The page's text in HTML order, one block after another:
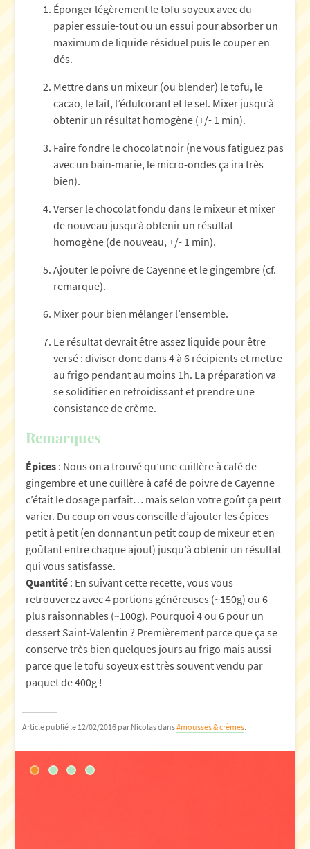
Éponger légèrement le tofu soyeux avec du
papier essuie-tout ou un essui pour absorber un
maximum de liquide résiduel puis le couper en
dés.
Mettre dans un mixeur (ou blender) le tofu, le
cacao, le lait, l’édulcorant et le sel. Mixer jusqu’à
obtenir un résultat homogène (+/- 1 min).
Faire fondre le chocolat noir (ne vous fatiguez pas
avec un bain-marie, le micro-ondes ça ira très
bien).
Verser le chocolat fondu dans le mixeur et mixer
de nouveau jusqu’à obtenir un résultat
homogène (de nouveau, +/- 1 min).
Ajouter le poivre de Cayenne et le gingembre (cf.
remarque).
Mixer pour bien mélanger l’ensemble.
Le résultat devrait être assez liquide pour être
versé : diviser donc dans 4 à 6 récipients et mettre
au frigo pendant au moins 1h. La préparation va
se solidifier en refroidissant et prendre une
consistance de crème.
Remarques
Épices : Nous on a trouvé qu’une cuillère à café de
gingembre et une cuillère à café de poivre de Cayenne
c’était le dosage parfait… mais selon votre goût ça peut
varier. Du coup on vous conseille d’ajouter les épices
petit à petit (en donnant un petit coup de mixeur et en
goûtant entre chaque ajout) jusqu’à obtenir un résultat
qui vous satisfasse.
Quantité : En suivant cette recette, vous vous
retrouverez avec 4 portions généreuses (~150g) ou 6
plus raisonnables (~100g). Pourquoi 4 ou 6 pour un
dessert Saint-Valentin ? Premièrement parce que ça se
conserve très bien quelques jours au frigo mais aussi
parce que le tofu soyeux est très souvent vendu par
paquet de 400g !
Article publié le 12/02/2016 par Nicolasdans#mousses & crèmes.